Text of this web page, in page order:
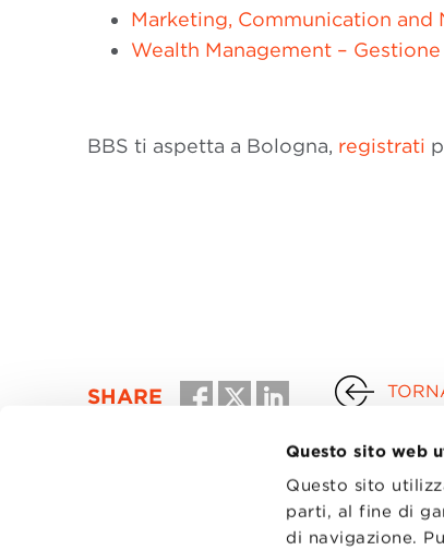
Questo sito web
Questo sito
parti, al fine di
di navigazione.
Marketing, Communication and
Wealth Management –
BBS ti aspetta a Bologna, registrati
SHARE